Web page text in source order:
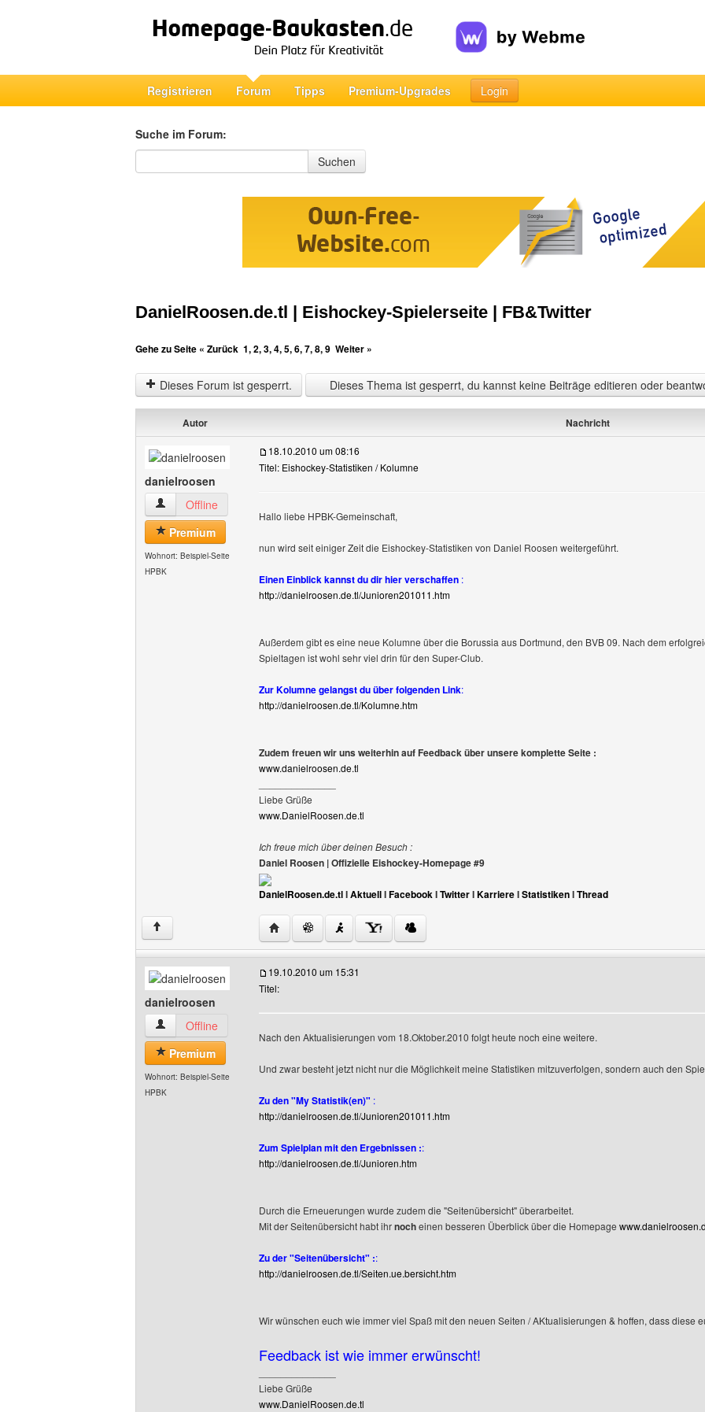
Registrieren Forum Tipps Premium-Upgrades Login
Suche im Forum:
Suche im Forum
Suchen
DanielRoosen.de.tl | Eishockey-Spielerseite | FB&Twitter
Gehe zu Seite « Zurück 1,2,3,4,5,6,7,8,9 Weiter »
Dieses Forum ist gesperrt. Dieses Thema ist gesperrt, du kannst keine Beiträge editieren oder
Autor Nachricht
danielroosen
danielroosen Benutzer-Profile anzeigen
Offline
Premium
Wohnort: Beispiel-Seite
HPBK
18.10.2010 um 08:16
Titel: Eishockey-Statistiken / Kolumne
Hallo liebe HPBK-Gemeinschaft,
nun wird seit einiger Zeit die Eishockey-Statistiken von Daniel Roosen weitergeführt.
Einen Einblick kannst du dir hier verschaffen :
http://danielroosen.de.tl/Junioren201011.htm
Außerdem gibt es eine neue Kolumne über die Borussia aus Dortmund, den BVB 09. Nach dem
Spieltagen ist wohl sehr viel drin für den Super-Club.
Zur Kolumne gelangst du über folgenden Link:
http://danielroosen.de.tl/Kolumne.htm
Zudem freuen wir uns weiterhin auf Feedback über unsere komplette Seite :
www.danielroosen.de.tl
Liebe Grüße
www.DanielRoosen.de.tl
Ich freue mich über deinen Besuch :
Daniel Roosen | Offizielle Eishockey-Homepage #9
DanielRoosen.de.tlIAktuellIFacebookITwitterIKarriereIStatistikenIThread
↑ Website dieses Benutzers besuchen: danielroosen
danielroosen
danielroosen Benutzer-Profile anzeigen
Offline
Premium
Wohnort: Beispiel-Seite
HPBK
19.10.2010 um 15:31
Titel:
Nach den Aktualisierungen vom 18.Oktober.2010 folgt heute noch eine weitere.
Und zwar besteht jetzt nicht nur die Möglichkeit meine Statistiken mitzuverfolgen, sondern auch den
Zu den "My Statistik(en)" :
http://danielroosen.de.tl/Junioren201011.htm
Zum Spielplan mit den Ergebnissen ::
http://danielroosen.de.tl/Junioren.htm
Durch die Erneuerungen wurde zudem die "Seitenübersicht" überarbeitet.
Mit der Seitenübersicht habt ihrnocheinen besseren Überblick über die Homepage
Zu der "Seitenübersicht" ::
http://danielroosen.de.tl/Seiten.ue.bersicht.htm
Wir wünschen euch wie immer viel Spaß mit den neuen Seiten / AKtualisierungen & hoffen, dass diese
Feedback ist wie immer erwünscht!
Liebe Grüße
www.DanielRoosen.de.tl